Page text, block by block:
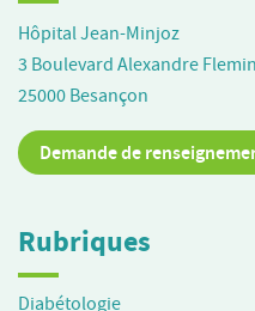
Hôpital Jean-Minjoz
3 Boulevard Alexandre
25000 Besançon
Demande de
Rubriques
Diabétologie